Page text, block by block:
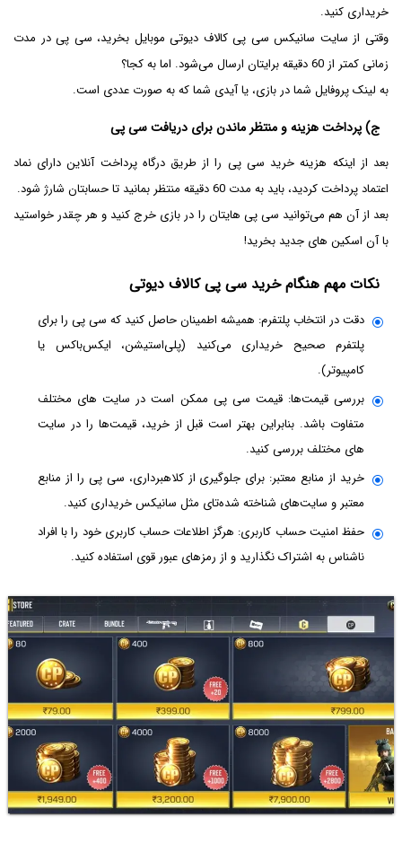
خریداری کنید.
وقتی از سایت سانیکس سی پی کالاف دیوتی موبایل بخرید، سی پی در مدت
زمانی کمتر از 60 دقیقه برایتان ارسال می‌شود. اما به کجا؟
به لینک پروفایل شما در بازی، یا آیدی شما که به صورت عددی است.
ج) پرداخت هزینه و منتظر ماندن برای دریافت سی پی
بعد از اینکه هزینه خرید سی پی را از طریق درگاه پرداخت آنلاین دارای نماد
اعتماد پرداخت کردید، باید به مدت 60 دقیقه منتظر بمانید تا حسابتان شارژ شود.
بعد از آن هم می‌توانید سی پی هایتان را در بازی خرج کنید و هر چقدر خواستید
با آن اسکین های جدید بخرید!
نکات مهم هنگام خرید سی پی کالاف دیوتی
دقت در انتخاب پلتفرم: همیشه اطمینان حاصل کنید که سی پی را برای
پلتفرم صحیح خریداری می‌کنید (پلی‌استیشن، ایکس‌باکس یا
کامپیوتر).
بررسی قیمت‌ها: قیمت سی پی ممکن است در سایت های مختلف
متفاوت باشد. بنابراین بهتر است قبل از خرید، قیمت‌ها را در سایت
های مختلف بررسی کنید.
خرید از منابع معتبر: برای جلوگیری از کلاهبرداری، سی پی را از منابع
معتبر و سایت‌های شناخته شده‌تای مثل سانیکس خریداری کنید.
حفظ امنیت حساب کاربری: هرگز اطلاعات حساب کاربری خود را با افراد
ناشناس به اشتراک نگذارید و از رمزهای عبور قوی استفاده کنید.